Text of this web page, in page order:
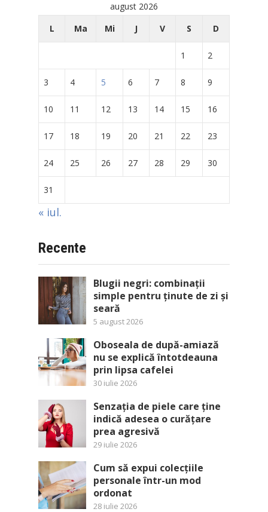
august 2026
L
Ma Mi J V S D
1 2
3 4 5 6 7 8 9
10 11 12 13 14 15 16
17 18 19 20 21 22 23
24 25 26 27 28 29 30
31
« iul.
Recente
Blugii negri: combinații
simple pentru ținute de zi și
seară
5 august 2026
Oboseala de după-amiază
nu se explică întotdeauna
prin lipsa cafelei
30 iulie 2026
Senzația de piele care ține
indică adesea o curățare
prea agresivă
29 iulie 2026
Cum să expui colecțiile
personale într-un mod
ordonat
28 iulie 2026